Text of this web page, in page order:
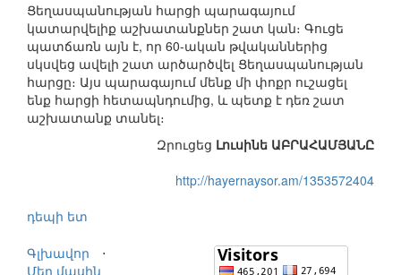
Ցեղասպանության հարցի պարագայում
կատարվելիք աշխատանքներ շատ կան։ Գուցե
պատճառն այն է, որ 60-ական թվականներից
սկսվեց ավելի շատ արծարծվել Ցեղասպանության
հարցը։ Այս պարագայում մենք մի փոքր ուշացել
ենք հարցի հետապնդումից, և պետք է դեռ շատ
աշխատանք տանել։
Զրուցեց Լուսինե ԱԲՐԱՀԱՄՅԱՆԸ
http://hayernaysor.am/1353572404
դեպի ետ
Գլխավոր
⋅
Մեր մասին